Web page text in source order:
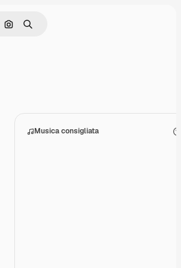
Cerca per immagine
Ricerca
Musica consigliata